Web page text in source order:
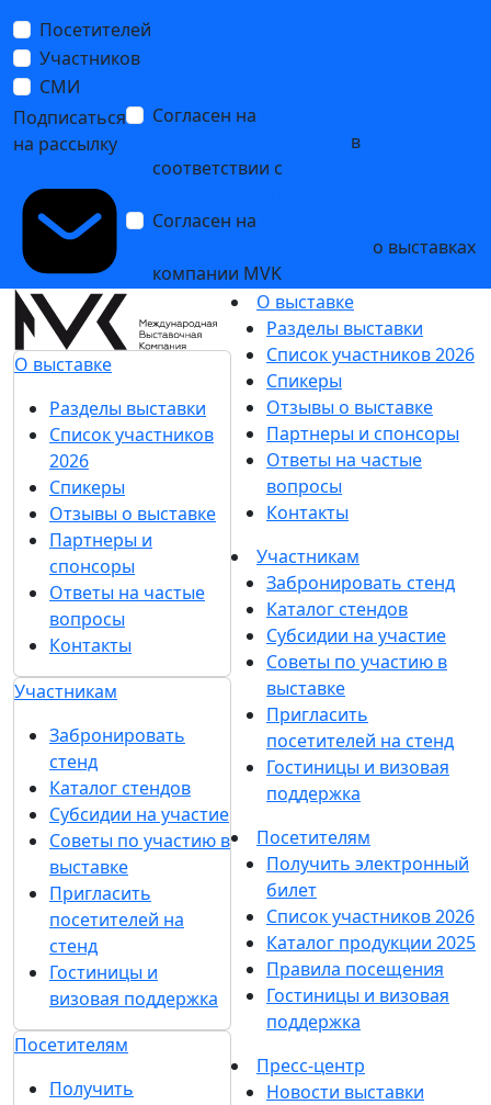
Посетителей
Участников
СМИ
Подписаться
на рассылку
Согласен на
в
соответствии с
Согласен на
о выставках
компании MVK
О выставке
Разделы выставки
Список участников
2026
Спикеры
Отзывы о выставке
Партнеры и
спонсоры
Ответы на частые
вопросы
Контакты
Участникам
Забронировать
стенд
Каталог стендов
Субсидии на участие
Советы по участию в
выставке
Пригласить
посетителей на
стенд
Гостиницы и
визовая поддержка
Посетителям
Получить
О выставке
Разделы выставки
Список участников 2026
Спикеры
Отзывы о выставке
Партнеры и спонсоры
Ответы на частые
вопросы
Контакты
Участникам
Забронировать стенд
Каталог стендов
Субсидии на участие
Советы по участию в
выставке
Пригласить
посетителей на стенд
Гостиницы и визовая
поддержка
Посетителям
Получить электронный
билет
Список участников 2026
Каталог продукции 2025
Правила посещения
Гостиницы и визовая
поддержка
Пресс-центр
Новости выставки